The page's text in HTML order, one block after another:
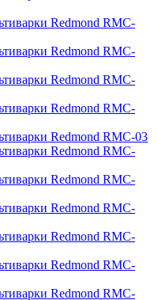
Redmond RMC-
Redmond RMC-
Redmond RMC-
Redmond RMC-
Redmond RMC-03
Redmond RMC-
Redmond RMC-
Redmond RMC-
Redmond RMC-
Redmond RMC-
Redmond RMC-